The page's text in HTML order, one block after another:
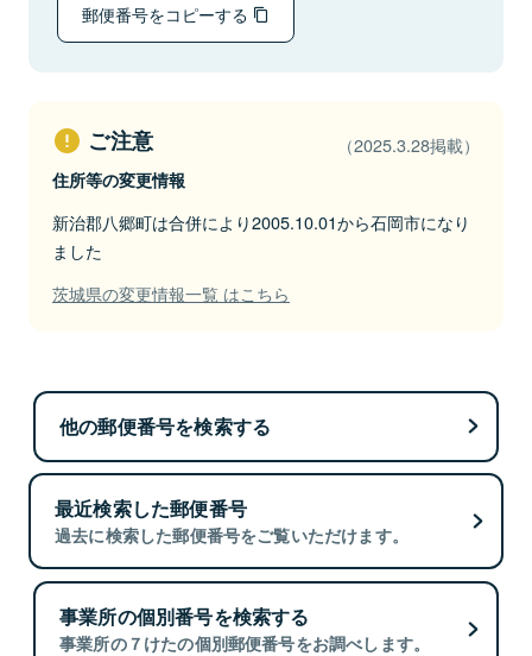
郵便番号をコピーする
ご注意 （2025.3.28掲載）
住所等の変更情報
新治郡八郷町は合併により2005.10.01から石岡市になり
ました
茨城県の変更情報一覧 はこちら
他の郵便番号を検索する
最近検索した郵便番号
過去に検索した郵便番号をご覧いただけます。
事業所の個別番号を検索する
事業所の７けたの個別郵便番号をお調べします。